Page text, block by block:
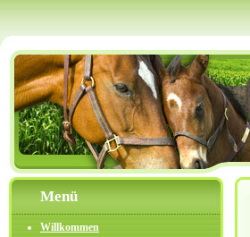
Menü
Willkommen